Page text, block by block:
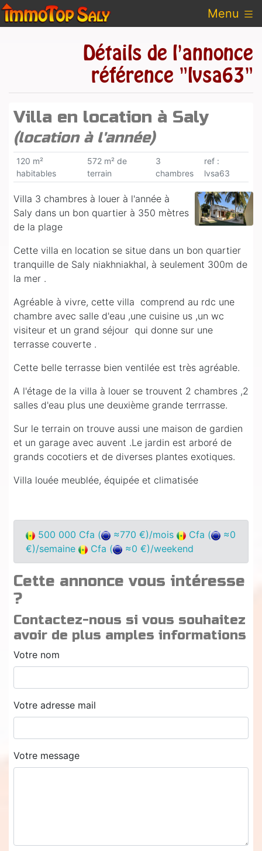
Menu
Détails de l'annonce
référence "lvsa63"
Villa en location à Saly
(location à l'année)
120 m²
habitables
572 m² de
terrain
3
chambres
ref :
lvsa63
Villa 3 chambres à louer à l'année à
Saly dans un bon quartier à 350 mètres
de la plage
Cette villa en location se situe dans un bon quartier
tranquille de Saly niakhniakhal, à seulement 300m de
la mer .
Agréable à vivre, cette villa comprend au rdc une
chambre avec salle d'eau ,une cuisine us ,un wc
visiteur et un grand séjour qui donne sur une
terrasse couverte .
Cette belle terrasse bien ventilée est très agréable.
A l'étage de la villa à louer se trouvent 2 chambres ,2
salles d'eau plus une deuxième grande terrrasse.
Sur le terrain on trouve aussi une maison de gardien
et un garage avec auvent .Le jardin est arboré de
grands cocotiers et de diverses plantes exotiques.
Villa louée meublée, équipée et climatisée
500 000 Cfa ( ≈770 €)/mois Cfa (
≈0
€)/semaine
Cfa ( ≈0 €)/weekend
Cette annonce vous intéresse
?
Contactez-nous si vous souhaitez
avoir de plus amples informations
Votre nom
Votre adresse mail
Votre message